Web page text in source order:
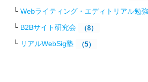
Webライティング・エディトリアル勉
B2Bサイト研究会 （8）
リアルWebSig塾 （5）